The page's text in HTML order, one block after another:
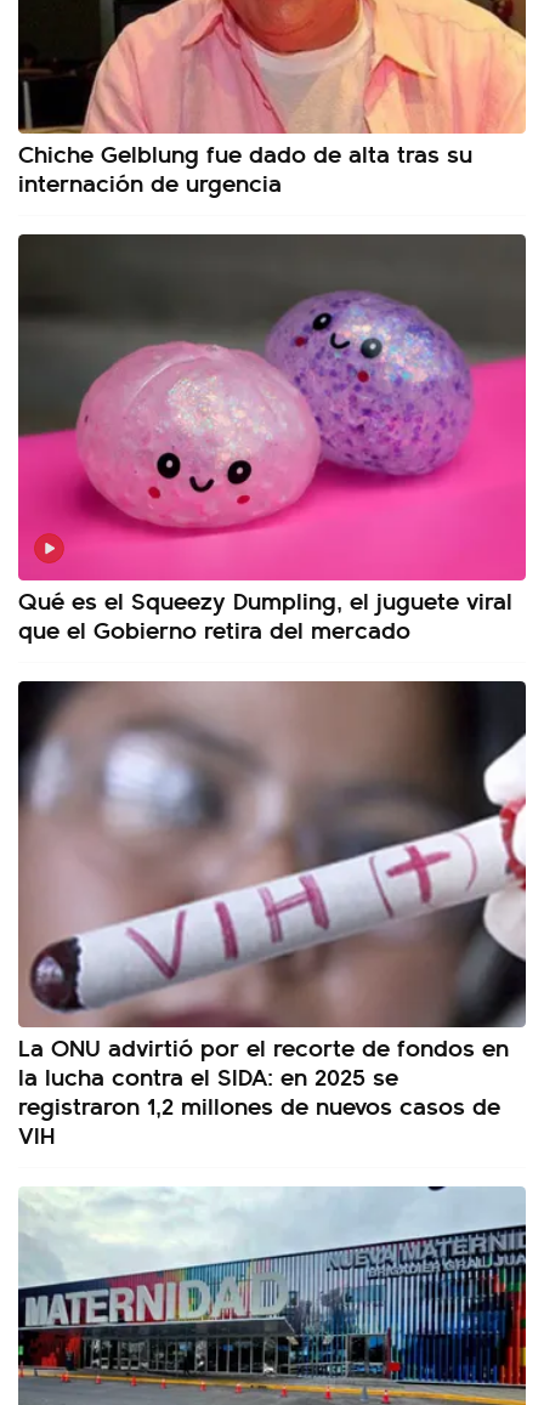
Chiche Gelblung fue dado de alta tras su
internación de urgencia
Qué es el Squeezy Dumpling, el juguete viral
que el Gobierno retira del mercado
La ONU advirtió por el recorte de fondos en
la lucha contra el SIDA: en 2025 se
registraron 1,2 millones de nuevos casos de
VIH